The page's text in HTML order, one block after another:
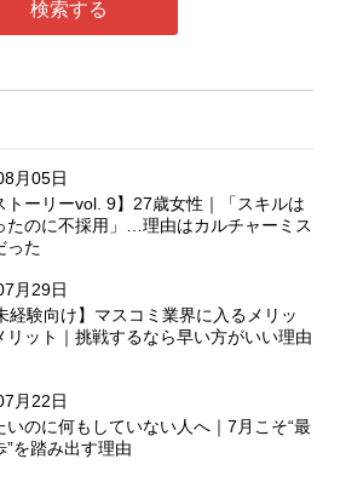
月05日
トーリーvol. 9】27歳女性｜「スキルは
たのに不採用」…理由はカルチャーミス
った
月29日
経験向け】マスコミ業界に入るメリッ
リット｜挑戦するなら早い方がいい理由
月22日
いのに何もしていない人へ｜7月こそ“最
”を踏み出す理由